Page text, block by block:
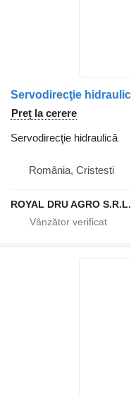
Preț la cerere
Servodirecţie hidraulică
România, Cristesti
ROYAL DRU AGRO S.R.L.